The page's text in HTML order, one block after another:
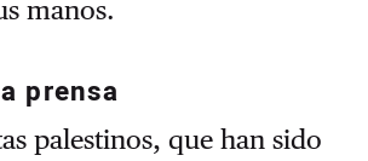
manos.
prensa
palestinos, que han sido